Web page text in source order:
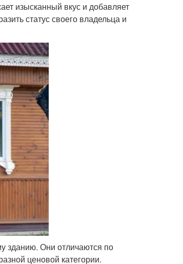
изысканный вкус и добавляет
статус своего владельца и
зданию. Они отличаются по
ценовой категории.